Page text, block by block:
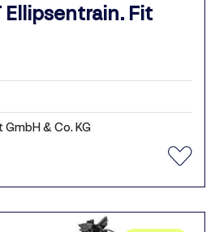
Ellipsentrain. Fit
& Co. KG